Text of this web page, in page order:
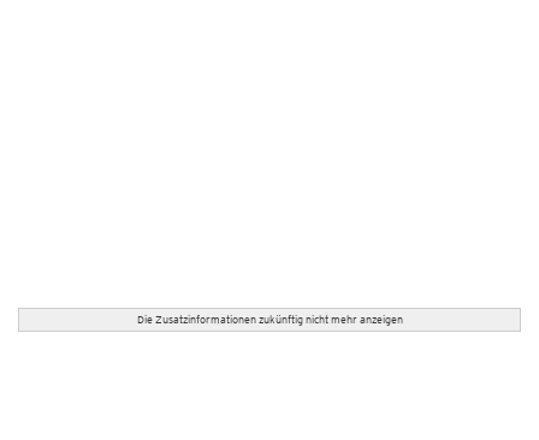
Die Zusatzinformationen zukünftig nicht mehr anzeigen